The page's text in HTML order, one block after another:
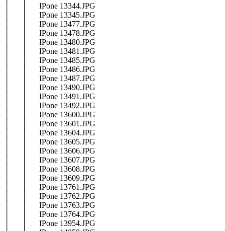
│ │ IPone 13344.JPG
│ │ IPone 13345.JPG
│ │ IPone 13477.JPG
│ │ IPone 13478.JPG
│ │ IPone 13480.JPG
│ │ IPone 13481.JPG
│ │ IPone 13485.JPG
│ │ IPone 13486.JPG
│ │ IPone 13487.JPG
│ │ IPone 13490.JPG
│ │ IPone 13491.JPG
│ │ IPone 13492.JPG
│ │ IPone 13600.JPG
│ │ IPone 13601.JPG
│ │ IPone 13604.JPG
│ │ IPone 13605.JPG
│ │ IPone 13606.JPG
│ │ IPone 13607.JPG
│ │ IPone 13608.JPG
│ │ IPone 13609.JPG
│ │ IPone 13761.JPG
│ │ IPone 13762.JPG
│ │ IPone 13763.JPG
│ │ IPone 13764.JPG
│ │ IPone 13954.JPG